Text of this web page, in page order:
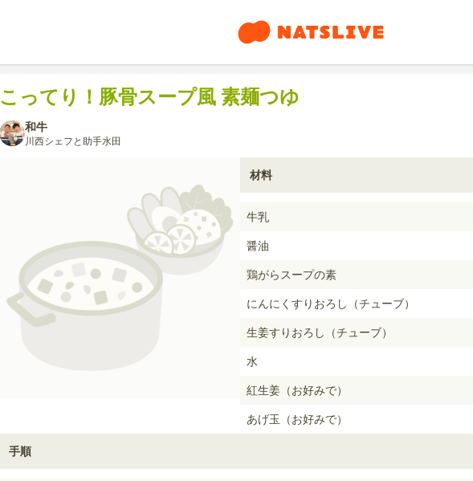
こってり！豚骨スープ風 素麺つゆ
和牛
川西シェフと助手水田
材料
牛乳
醤油
鶏がらスープの素
にんにくすりおろし（チューブ）
生姜すりおろし（チューブ）
水
紅生姜（お好みで）
あげ玉（お好みで）
手順